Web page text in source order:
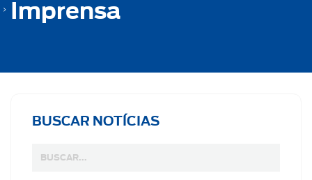
Imprensa
BUSCAR NOTÍCIAS